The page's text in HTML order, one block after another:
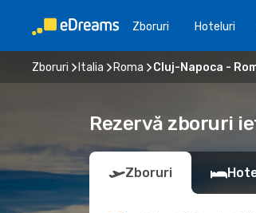
Zboruri Hoteluri
Zboruri Italia Roma Cluj-Napoca -
Rezervă zboruri
Zboruri